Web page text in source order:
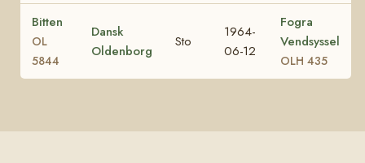
Bitten
OL
5844
Dansk
Oldenborg
Sto
1964-
06-12
Fogra
Vendsyssel
OLH 435